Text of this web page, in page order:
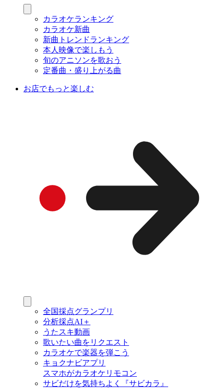
カラオケランキング
カラオケ新曲
新曲トレンドランキング
本人映像で楽しもう
旬のアニソンを歌おう
定番曲・盛り上がる曲
お店でもっと楽しむ
全国採点グランプリ
分析採点AI＋
うたスキ動画
歌いたい曲をリクエスト
カラオケで楽器を弾こう
キョクナビアプリ
スマホがカラオケリモコン
サビだけを気持ちよく『サビカラ』